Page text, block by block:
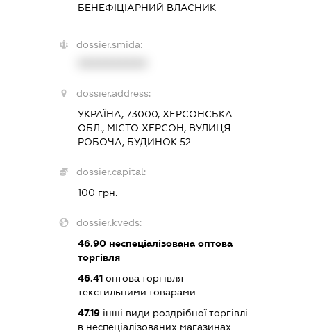
БЕНЕФІЦІАРНИЙ ВЛАСНИК
dossier.smida:
dossier.address:
УКРАЇНА, 73000, ХЕРСОНСЬКА
ОБЛ., МІСТО ХЕРСОН, ВУЛИЦЯ
РОБОЧА, БУДИНОК 52
dossier.capital:
100 грн.
dossier.kveds:
46.90 неспеціалізована оптова
торгівля
46.41 оптова торгівля
текстильними товарами
47.19 інші види роздрібної торгівлі
в неспеціалізованих магазинах